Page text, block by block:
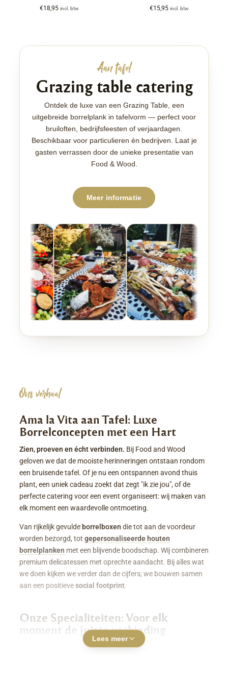
€18,95 incl. btw €15,95 incl. btw
Aan tafel
Grazing table catering
Ontdek de luxe van een Grazing Table, een
uitgebreide borrelplank in tafelvorm — perfect voor
bruiloften, bedrijfsfeesten of verjaardagen.
Beschikbaar voor particulieren én bedrijven. Laat je
gasten verrassen door de unieke presentatie van
Food & Wood.
Meer informatie
Ons verhaal
Ama la Vita aan Tafel: Luxe
Borrelconcepten met een Hart
Zien, proeven en écht verbinden. Bij Food and Wood
geloven we dat de mooiste herinneringen ontstaan rondom
een bruisende tafel. Of je nu een ontspannen avond thuis
plant, een uniek cadeau zoekt dat zegt "ik zie jou", of de
perfecte catering voor een event organiseert: wij maken van
elk moment een waardevolle ontmoeting.
Van rijkelijk gevuldeborrelboxen die tot aan de voordeur
worden bezorgd, tot gepersonaliseerde houten
borrelplanken met een blijvende boodschap. Wij combineren
premium delicatessen met oprechte aandacht. Bij alles wat
we doen kijken we verder dan de cijfers; we bouwen samen
aan een positievesocial footprint.
Onze Specialiteiten: Voor elk
moment de juiste verbinding
Luxe Borrelboxen & Borrelpakketten
Lees meer